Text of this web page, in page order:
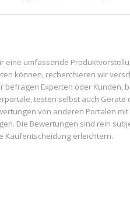
eine umfassende
können, recherchieren wir
befragen Experten oder Kunden,
testen selbst auch Geräte
von anderen Portalen
Die Bewertungen sind rein
Kaufentscheidung erleichtern.